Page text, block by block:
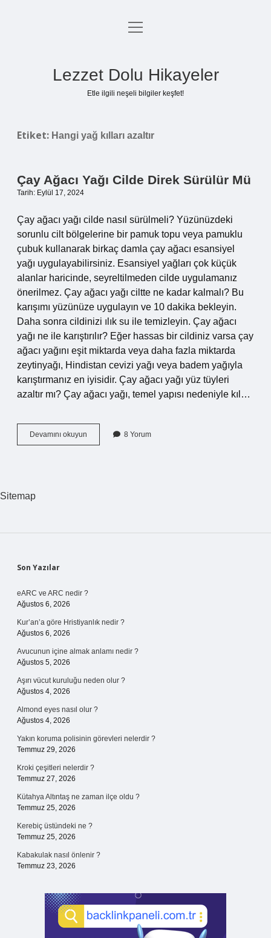
Anasayfa
menüyü
Lezzet Dolu Hikayeler
Etle ilgili neşeli bilgiler keşfet!
Etiket: Hangi yağ kılları azaltır
Çay Ağacı Yağı Cilde Direk Sürülür Mü
Tarih: Eylül 17, 2024
Çay ağacı yağı cilde nasıl sürülmeli? Yüzünüzdeki
sorunlu cilt bölgelerine bir pamuk topu veya pamuklu
çubuk kullanarak birkaç damla çay ağacı esansiyel
yağı uygulayabilirsiniz. Esansiyel yağları çok küçük
alanlar haricinde, seyreltilmeden cilde uygulamanız
önerilmez. Çay ağacı yağı ciltte ne kadar kalmalı? Bu
karışımı yüzünüze uygulayın ve 10 dakika bekleyin.
Daha sonra cildinizi ılık su ile temizleyin. Çay ağacı
yağı ne ile karıştırılır? Eğer hassas bir cildiniz varsa çay
ağacı yağını eşit miktarda veya daha fazla miktarda
zeytinyağı, Hindistan cevizi yağı veya badem yağıyla
karıştırmanız en iyisidir. Çay ağacı yağı yüz tüyleri
azaltır mı? Çay ağacı yağı, temel yapısı nedeniyle kıl…
Devamını okuyun
Ağacı
8 Yorum
Sitemap
Sidebar
Son Yazılar
eARC ve ARC nedir ?
Ağustos 6, 2026
Kur’an’a göre Hristiyanlık nedir ?
Ağustos 6, 2026
Avucunun içine almak anlamı nedir ?
Ağustos 5, 2026
Aşırı vücut kuruluğu neden olur ?
Ağustos 4, 2026
Almond eyes nasıl olur ?
Ağustos 4, 2026
Yakın koruma polisinin görevleri nelerdir ?
Temmuz 29, 2026
Kroki çeşitleri nelerdir ?
Temmuz 27, 2026
Kütahya Altıntaş ne zaman ilçe oldu ?
Temmuz 25, 2026
Kerebiç üstündeki ne ?
Temmuz 25, 2026
Kabakulak nasıl önlenir ?
Temmuz 23, 2026